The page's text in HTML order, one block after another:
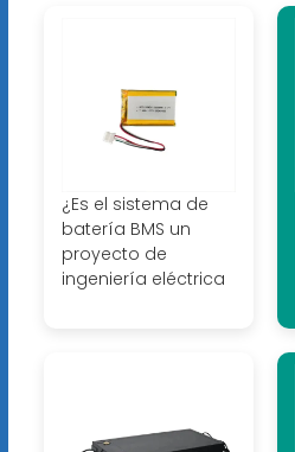
¿Es el sistema de
batería BMS un
proyecto de
ingeniería eléctrica